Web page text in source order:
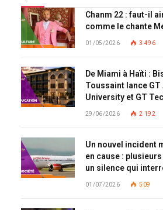
Chanm 22 : faut-il
comme le chante
01/05/2026 3 496
De Miami à Haïti :
Toussaint lance GT
University et GT
29/06/2026 2 192
Un nouvel incident
en cause :
un silence qui
01/07/2026 509